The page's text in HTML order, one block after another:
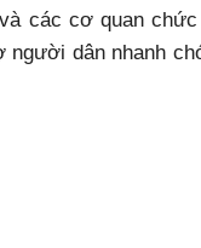
các cơ quan chức
dân nhanh